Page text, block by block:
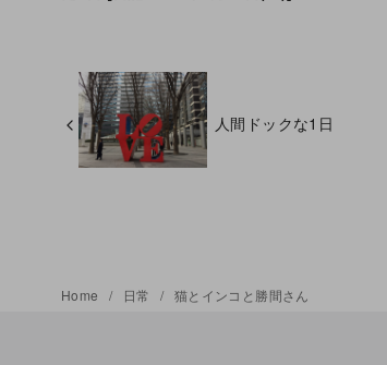
人間ドックな1日
Home 日常 猫とインコと勝間さん